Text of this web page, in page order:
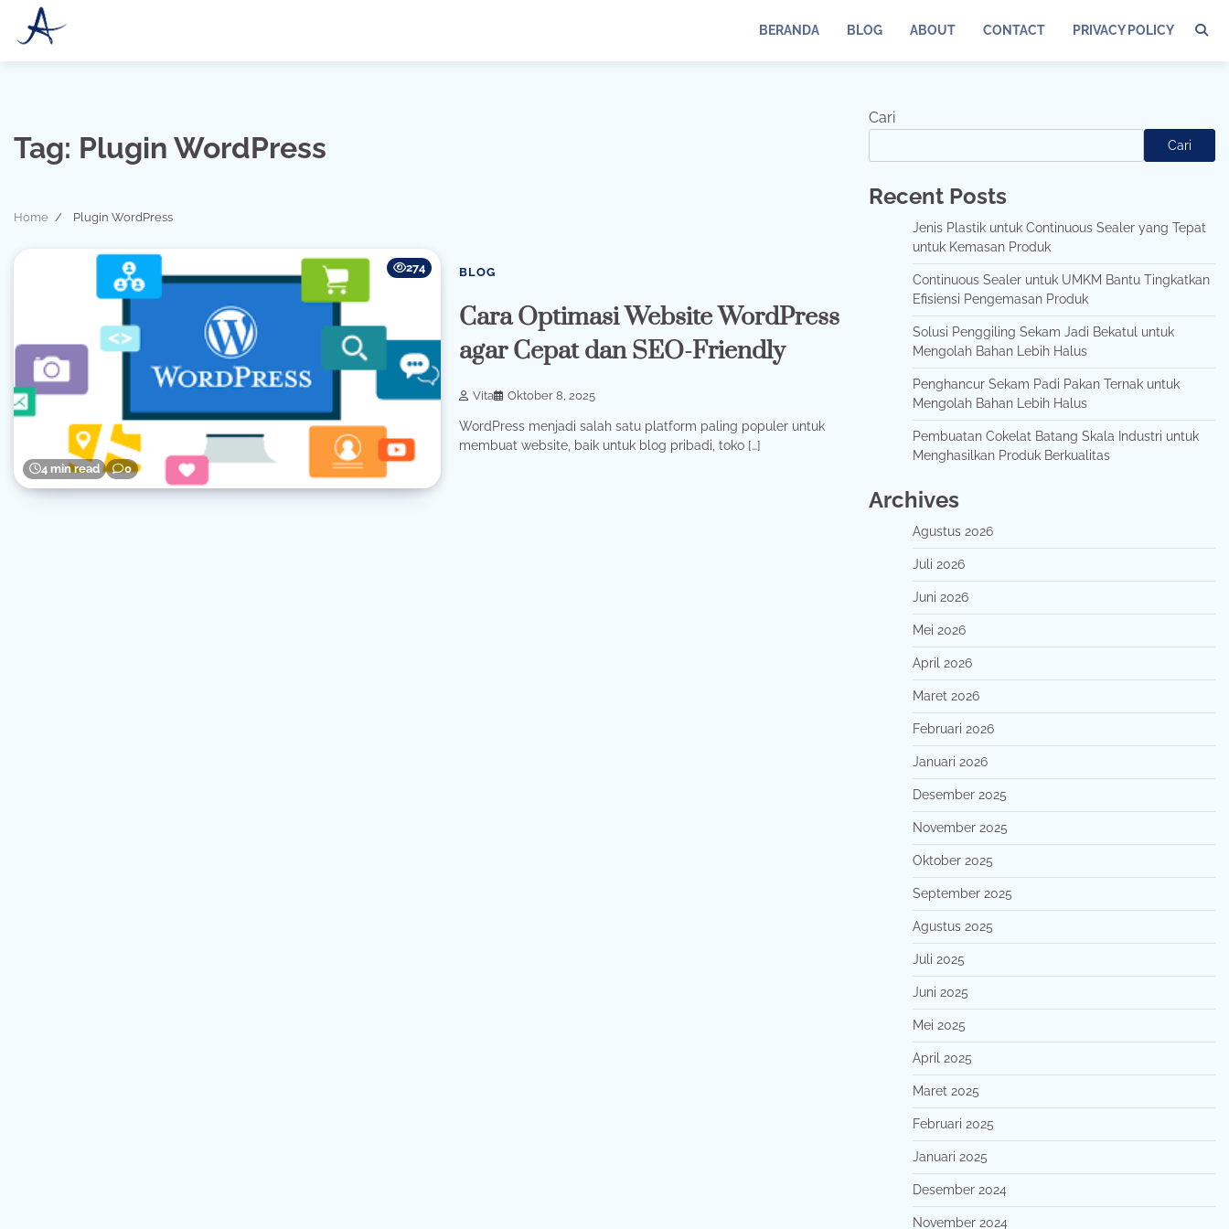
BERANDA BLOG ABOUT CONTACT PRIVACY POLICY
Tag: Plugin WordPress
Home Plugin WordPress
4 min read 0
274 BLOG
Cara Optimasi Website WordPress
agar Cepat dan SEO-Friendly
Vita Oktober 8, 2025
WordPress menjadi salah satu platform paling populer untuk
membuat website, baik untuk blog pribadi, toko […]
Cari
Cari
Recent Posts
Jenis Plastik untuk Continuous Sealer yang Tepat
untuk Kemasan Produk
Continuous Sealer untuk UMKM Bantu Tingkatkan
Efisiensi Pengemasan Produk
Solusi Penggiling Sekam Jadi Bekatul untuk
Mengolah Bahan Lebih Halus
Penghancur Sekam Padi Pakan Ternak untuk
Mengolah Bahan Lebih Halus
Pembuatan Cokelat Batang Skala Industri untuk
Menghasilkan Produk Berkualitas
Archives
Agustus 2026
Juli 2026
Juni 2026
Mei 2026
April 2026
Maret 2026
Februari 2026
Januari 2026
Desember 2025
November 2025
Oktober 2025
September 2025
Agustus 2025
Juli 2025
Juni 2025
Mei 2025
April 2025
Maret 2025
Februari 2025
Januari 2025
Desember 2024
November 2024